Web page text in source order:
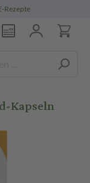
Rezepte
Kapseln